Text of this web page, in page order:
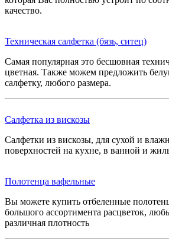
качество.
Техническая салфетка (бязь, ситец)
Самая популярная это бесшовная
цветная. Также можем предложить
салфетку, любого размера.
Салфетка из вискозы
Салфетки из вискозы, для сухой и
поверхностей на кухне, в ванной и
Полотенца вафельные
Вы можете купить отбеленные
большого ассортимента расцветок,
различная плотность